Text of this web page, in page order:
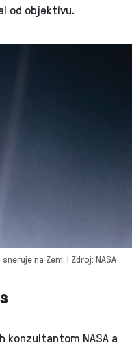
od objektívu.
na Zem. | Zdroj: NASA
konzultantom NASA a